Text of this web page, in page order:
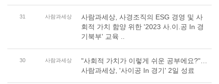
31 사람과세상
사람과세상, 사경조직의 ESG 경영 및 사
회적 가치 함양 위한 '2023 사.이.공 In 경
기북부' 교육 ..
30 사람과세상
"사회적 가치가 이렇게 쉬운 공부에요?"…
사람과세상, '사이공 In 경기' 2일 성료